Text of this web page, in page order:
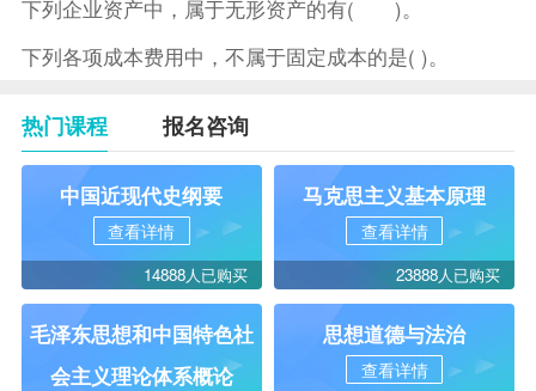
下列企业资产中，属于无形资产的有( )。
下列各项成本费用中，不属于固定成本的是( )。
热门课程 报名咨询
中国近现代史纲要
查看详情
14888人已购买
马克思主义基本原理
查看详情
23888人已购买
毛泽东思想和中国特色社
会主义理论体系概论
思想道德与法治
查看详情